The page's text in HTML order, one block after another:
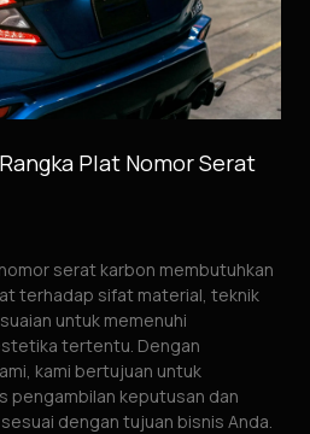
Plat Nomor Serat
serat karbon membutuhkan
terhadap sifat material, teknik
untuk memenuhi
tertentu. Dengan
kami bertujuan untuk
pengambilan keputusan dan
dengan tujuan bisnis Anda.